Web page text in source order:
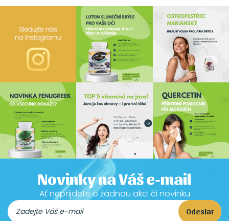
Novinky na Váš e-mail
Ať nepřijdete o žádnou akci či novinku
Odeslat